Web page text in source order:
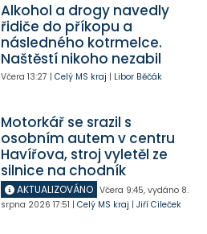
Alkohol a drogy navedly
řidiče do příkopu a
následného kotrmelce.
Naštěstí nikoho nezabil
Včera 13:27 | Celý MS kraj | Libor Běčák
Motorkář se srazil s
osobním autem v centru
Havířova, stroj vyletěl ze
silnice na chodník
AKTUALIZOVÁNO Včera 9:45, vydáno 8.
srpna 2026 17:51 | Celý MS kraj | Jiří Cileček